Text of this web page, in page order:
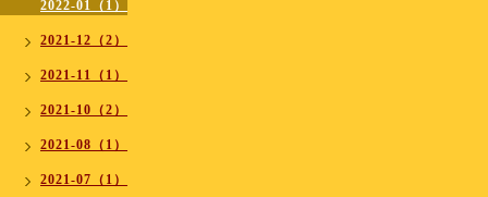
2022-01（1）
2021-12（2）
2021-11（1）
2021-10（2）
2021-08（1）
2021-07（1）